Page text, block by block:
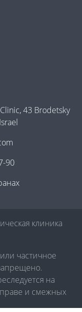
43 Brodetsky
90
клиника
частичное
на
праве и смежных